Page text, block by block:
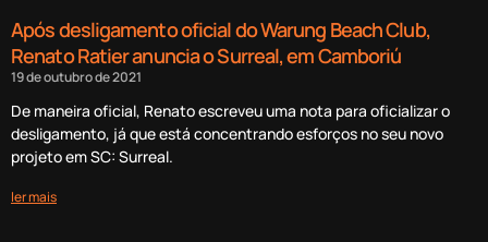
Após desligamento oficial do Warung Beach Club,
Renato Ratier anuncia o Surreal, em Camboriú
19 de outubro de 2021
De maneira oficial, Renato escreveu uma nota para oficializar o
desligamento, já que está concentrando esforços no seu novo
projeto em SC: Surreal.
ler mais